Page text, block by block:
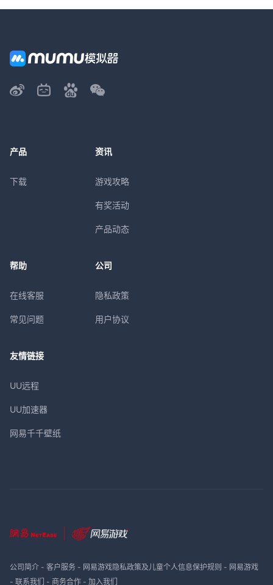
产品
下载
资讯
游戏攻略
有奖活动
产品动态
帮助
在线客服
常见问题
公司
隐私政策
用户协议
友情链接
UU远程
UU加速器
网易千千壁纸
公司简介- 客户服务- 网易游戏隐私政策及儿童个人信息保护规则 - 网易游戏
- 联系我们 - 商务合作- 加入我们